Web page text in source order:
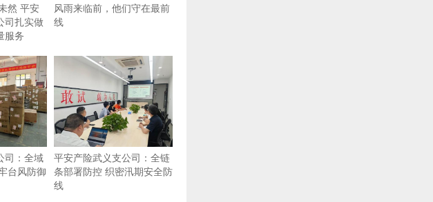
然 平安
司扎实做
服务
风雨来临前，他们守在最前
线
司：全域
台风防御
平安产险武义支公司：全链
条部署防控 织密汛期安全防
线